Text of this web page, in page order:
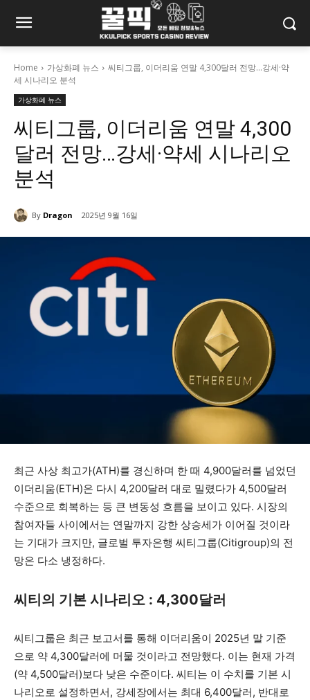
Home 가상화폐 뉴스
씨티그룹, 이더리움 연말 4,300달러 전망...강세·약
세 시나리오 분석
가상화폐 뉴스
씨티그룹, 이더리움 연말 4,300
달러 전망…강세·약세 시나리오
분석
By Dragon 2025년 9월 16일
최근 사상 최고가(ATH)를 경신하며 한 때 4,900달러를 넘었던
이더리움(ETH)은 다시 4,200달러 대로 밀렸다가 4,500달러
수준으로 회복하는 등 큰 변동성 흐름을 보이고 있다. 시장의
참여자들 사이에서는 연말까지 강한 상승세가 이어질 것이라
는 기대가 크지만, 글로벌 투자은행 씨티그룹(Citigroup)의 전
망은 다소 냉정하다.
씨티의 기본 시나리오 : 4,300달러
씨티그룹은 최근 보고서를 통해 이더리움이 2025년 말 기준
으로 약 4,300달러에 머물 것이라고 전망했다. 이는 현재 가격
(약 4,500달러)보다 낮은 수준이다. 씨티는 이 수치를 기본 시
나리오로 설정하면서, 강세장에서는 최대 6,400달러, 반대로